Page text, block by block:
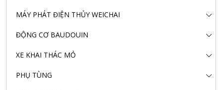
MÁY PHÁT ĐIỆN THỦY WEICHAI
ĐỘNG CƠ BAUDOUIN
XE KHAI THÁC MỎ
PHỤ TÙNG